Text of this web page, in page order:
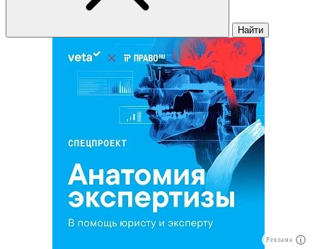
Найти
Реклама